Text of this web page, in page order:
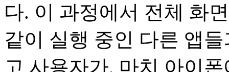
다. 이 과정에서 전체 화
같이 실행 중인 다른 앱
고 사용자가, 마치 아이